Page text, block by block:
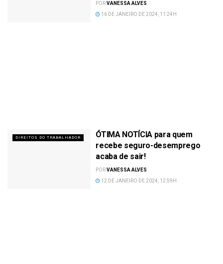
PORVANESSA ALVES
16 DE JANEIRO DE 2024, 11:24H
DIREITOS DO TRABALHADOR
ÓTIMA NOTÍCIA para quem
recebe seguro-desemprego
acaba de sair!
PORVANESSA ALVES
12 DE JANEIRO DE 2024, 12:59H